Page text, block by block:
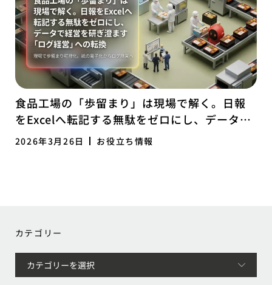
食品工場の「歩留まり」は現場で解く。日報
をExcelへ転記する無駄をゼロにし、データで
経営を研ぎ澄ます「ログ経営」への転換
2026年3月26日 お役立ち情報
カテゴリー